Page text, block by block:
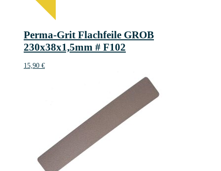
Perma-Grit Flachfeile GROB
230x38x1,5mm # F102
15,90 €